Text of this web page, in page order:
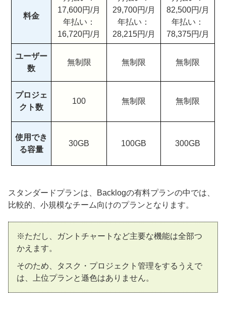
料金
17,600円/月
年払い：
16,720円/月
29,700円/月
年払い：
28,215円/月
82,500円/月
年払い：
78,375円/月
ユーザー
数
無制限 無制限 無制限
プロジェ
クト数
100 無制限 無制限
使用でき
る容量
30GB 100GB 300GB
スタンダードプランは、Backlogの有料プランの中では、
比較的、小規模なチーム向けのプランとなります。
※ただし、ガントチャートなど主要な機能は全部つ
かえます。
そのため、タスク・プロジェクト管理をするうえで
は、上位プランと遜色はありません。